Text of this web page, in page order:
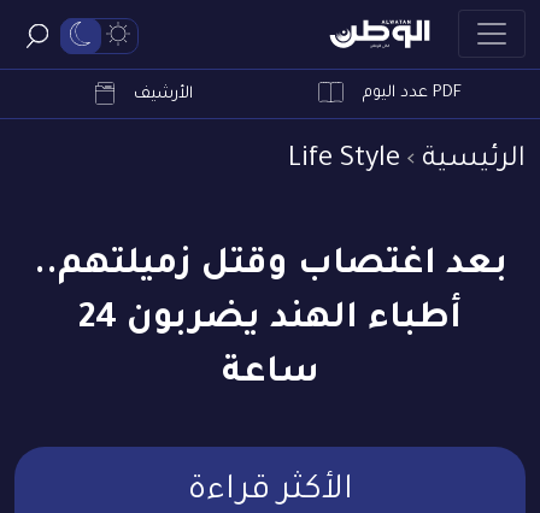
PDF عدد اليوم الأرشيف
الرئيسية Life Style
بعد اغتصاب وقتل زميلتهم..
أطباء الهند يضربون 24
ساعة
الأكثر قراءة